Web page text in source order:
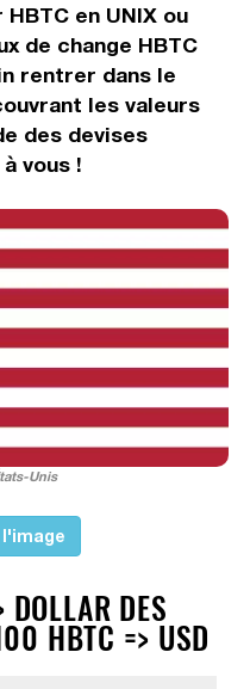
en UNIX ou
de change HBTC
rentrer dans le
les valeurs
des devises
vous !
Unis
DOLLAR DES
HBTC => USD